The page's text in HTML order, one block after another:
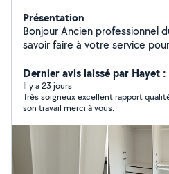
Présentation
Bonjour Ancien professionnel du
savoir faire à votre service
de meubles ,petit dépannage
installation multimédia ... N
pour toute demande .bien à
Dernier avis laissé par Hayet
Il y a 23 jours
Très soigneux excellent rapport
son travail merci à vous.